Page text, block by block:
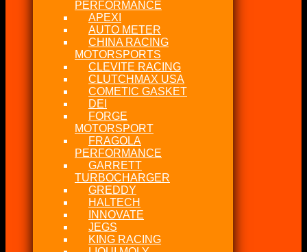
PERFORMANCE
APEXI
AUTO METER
CHINA RACING
MOTORSPORTS
CLEVITE RACING
CLUTCHMAX USA
COMETIC GASKET
DEI
FORGE
MOTORSPORT
FRAGOLA
PERFORMANCE
GARRETT
TURBOCHARGER
GREDDY
HALTECH
INNOVATE
JEGS
KING RACING